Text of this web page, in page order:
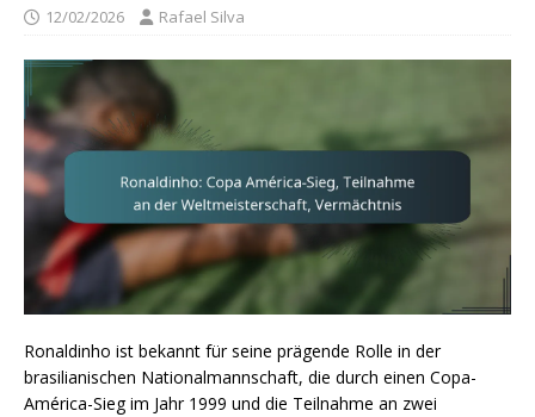
12/02/2026 Rafael Silva
Ronaldinho ist bekannt für seine prägende Rolle in der
brasilianischen Nationalmannschaft, die durch einen Copa-
América-Sieg im Jahr 1999 und die Teilnahme an zwei